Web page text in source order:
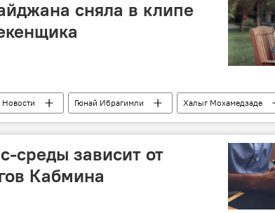
сняла в клипе
Новости Гюнай Ибрагимли
Халыг Мохамедзаде
среды зависит от
Кабмина